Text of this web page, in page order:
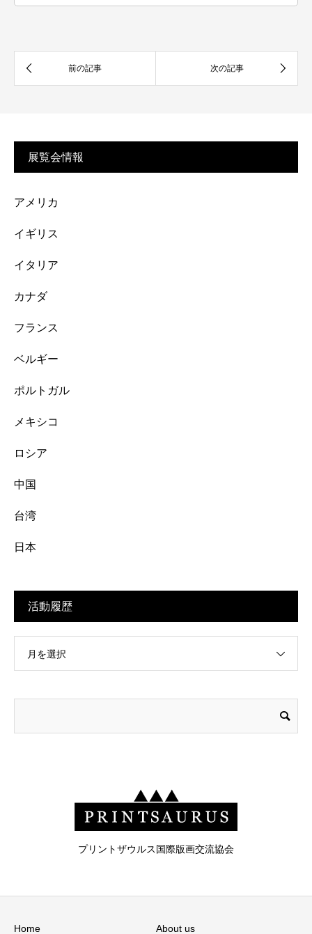
展覧会情報
アメリカ
イギリス
イタリア
カナダ
フランス
ベルギー
ポルトガル
メキシコ
ロシア
中国
台湾
日本
活動履歴
月を選択
プリントザウルス国際版画交流協会
Home About us